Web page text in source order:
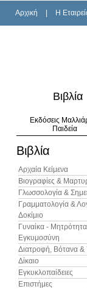
Αρχική H
Βιβλία
Εκδόσεις
Παιδεία
Βιβλία
Αρχαία Κείμενα
Βιογραφίες &
Γλωσσολογία &
Γραμματολογία &
Δοκίμιο
Γυναίκα -
Εγκυμοσύνη
Διατροφή, Βότανα &
Δίκαιο
Εγκυκλοπαίδειες
Επιστήμες